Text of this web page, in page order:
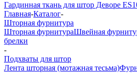
Гардинная ткань для штор Деворе
Главная-Каталог-
Шторная фурнитура
Шторная фурнитураШвейная
брелки
-
Подхваты для штор
Лента шторная (мотажная тесьма)